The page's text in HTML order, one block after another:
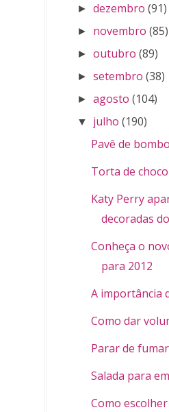
►dezembro (91)
► novembro (85)
►outubro (89)
►setembro (38)
►agosto (104)
▼ julho (190)
Pavê de
Torta de
Katy Perry
decoradas
Conheça o
para 2012
A importância
Como dar
Parar de
Salada para
Como escolher